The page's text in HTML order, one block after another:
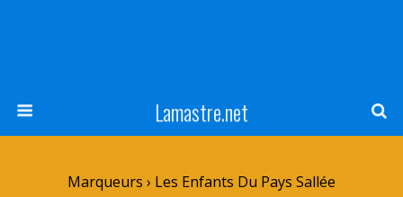
Lamastre.net
Marqueurs › Les Enfants Du Pays Sallée